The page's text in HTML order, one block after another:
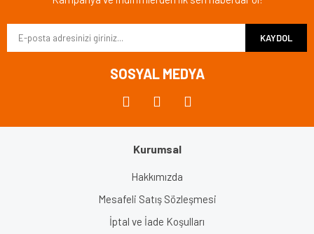
Ürün fiyatı diğer sitelerden daha pahalı.
KAYDOL
SOSYAL MEDYA
Kurumsal
Hakkımızda
Mesafeli Satış Sözleşmesi
İptal ve İade Koşulları